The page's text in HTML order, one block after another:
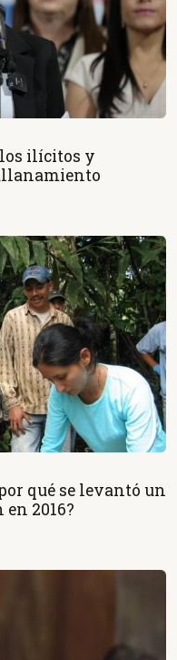
ilícitos y
qué se levantó un
2016?